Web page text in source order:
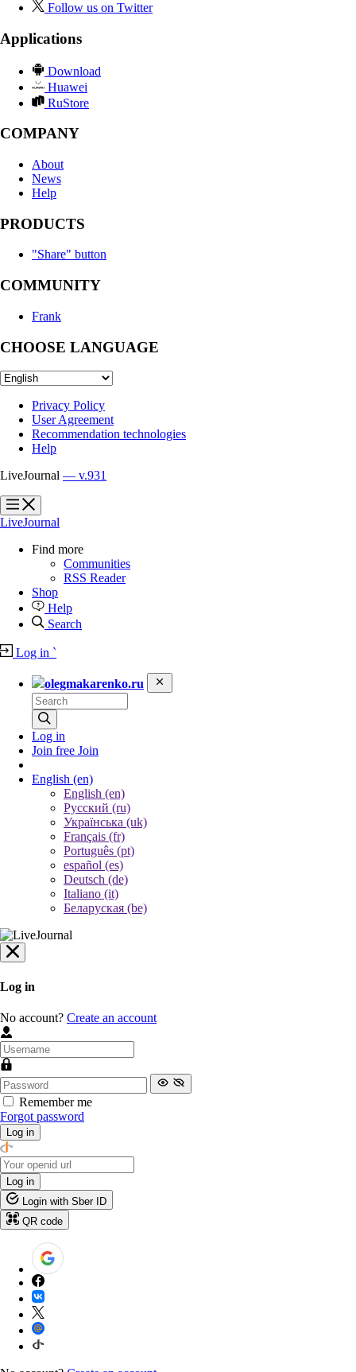
Follow us on Twitter
Applications
Download
Huawei
RuStore
COMPANY
About
News
Help
PRODUCTS
"Share" button
COMMUNITY
Frank
CHOOSE LANGUAGE
Privacy Policy
User Agreement
Recommendation technologies
Help
LiveJournal — v.931
?
?
LiveJournal
Find more
Communities
RSS Reader
Shop
Help
Search
Log in `
olegmakarenko.ru
Log in
Join free Join
English (en)
English (en)
Русский (ru)
Українська (uk)
Français (fr)
Português (pt)
español (es)
Deutsch (de)
Italiano (it)
Беларуская (be)
Log in
No account? Create an account
Remember me
Forgot password
Log in
Log in
Login with Sber ID
QR code